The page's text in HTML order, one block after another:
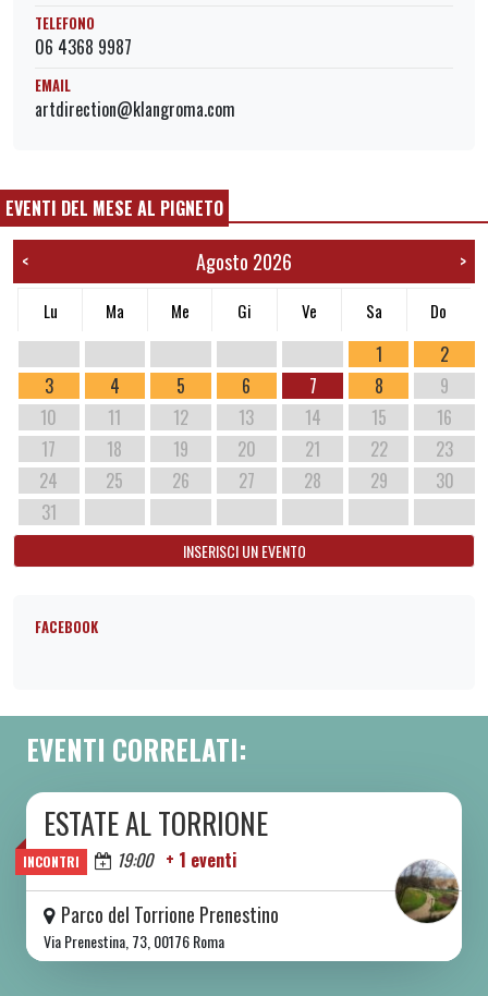
TELEFONO
06 4368 9987
EMAIL
artdirection@klangroma.com
EVENTI DEL MESE AL PIGNETO
< Agosto 2026 >
Lu Ma Me Gi Ve Sa Do
1
2
3
4 5 6 7 8
9
10
11 12 13 14 15
16
17
18 19 20 21 22
23
24
25 26 27 28 29
30
31
INSERISCI UN EVENTO
FACEBOOK
EVENTI CORRELATI:
INCONTRI
DA SAB 06/06 A SAB 08/08 2026
ESTATE AL TORRIONE
Oggi 19:00 + 1 eventi
Parco del Torrione Prenestino
Via Prenestina, 73, 00176 Roma